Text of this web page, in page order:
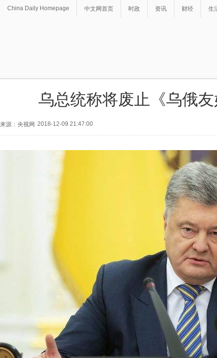
China Daily Homepage 中文网首页 时政 资讯 财经 生
乌总统称将废止《乌俄
来源：央视网 2018-12-09 21:47:00